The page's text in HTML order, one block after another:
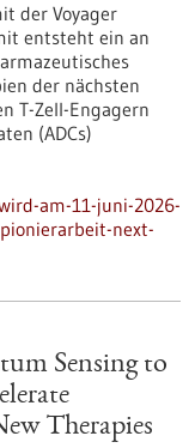
der Voyager
entsteht ein an
der nächsten
T-Zell-Engagern
(ADCs)
am-11-juni-2026-
next-
Sensing to
Therapies